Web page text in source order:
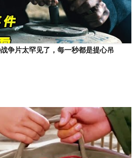
争片太罕见了，每一秒都是提心吊